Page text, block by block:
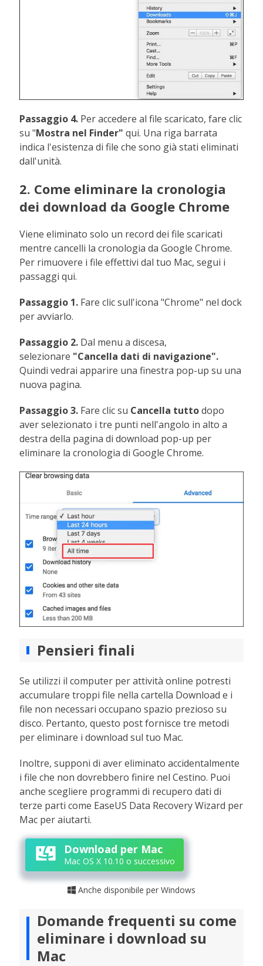
Passaggio 4. Per accedere al file scaricato, fare clic
su "Mostra nel Finder" qui. Una riga barrata
indica l'esistenza di file che sono già stati eliminati
dall'unità.
2. Come eliminare la cronologia
dei download da Google Chrome
Viene eliminato solo un record dei file scaricati
mentre cancelli la cronologia da Google Chrome.
Per rimuovere i file effettivi dal tuo Mac, segui i
passaggi qui.
Passaggio 1. Fare clic sull'icona "Chrome" nel dock
per avviarlo.
Passaggio 2. Dal menu a discesa,
selezionare "Cancella dati di navigazione".
Quindi vedrai apparire una finestra pop-up su una
nuova pagina.
Passaggio 3. Fare clic su Cancella tuttodopo
aver selezionato i tre punti nell'angolo in alto a
destra della pagina di download pop-up per
eliminare la cronologia di Google Chrome.
Pensieri finali
Se utilizzi il computer per attività online potresti
accumulare troppi file nella cartella Download e i
file non necessari occupano spazio prezioso su
disco. Pertanto, questo post fornisce tre metodi
per eliminare i download sul tuo Mac.
Inoltre, supponi di aver eliminato accidentalmente
i file che non dovrebbero finire nel Cestino. Puoi
anche scegliere programmi di recupero dati di
terze parti come EaseUS Data Recovery Wizard per
Mac per aiutarti.
Download per Mac
Mac OS X 10.10 o successivo
 Anche disponibile per Windows
Domande frequenti su come
eliminare i download su
Mac